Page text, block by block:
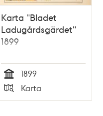
Karta "Bladet
Ladugårdsgärdet"
1899
Tid
1899
Typ
Karta